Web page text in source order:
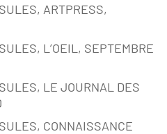
ARTPRESS,
L’OEIL, SEPTEMBRE
LE JOURNAL DES
CONNAISSANCE